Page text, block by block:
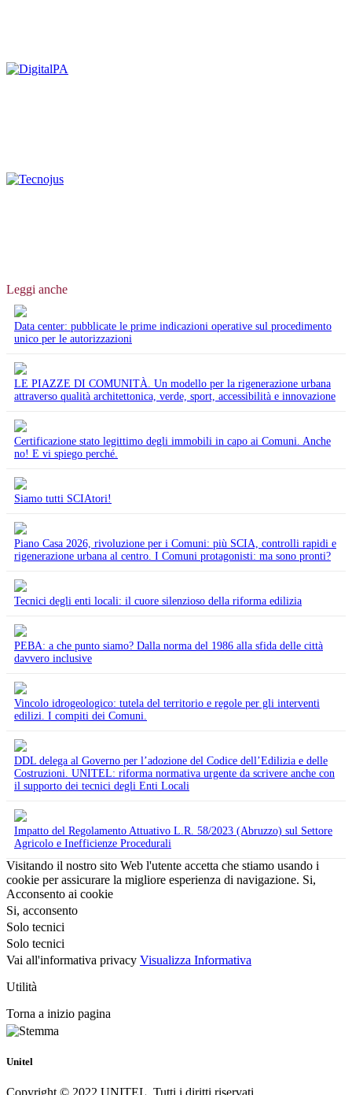
Leggi anche
Data center: pubblicate le prime indicazioni operative sul procedimento
unico per le autorizzazioni
LE PIAZZE DI COMUNITÀ. Un modello per la rigenerazione urbana
attraverso qualità architettonica, verde, sport, accessibilità e innovazione
Certificazione stato legittimo degli immobili in capo ai Comuni. Anche
no! E vi spiego perché.
Siamo tutti SCIAtori!
Piano Casa 2026, rivoluzione per i Comuni: più SCIA, controlli rapidi e
rigenerazione urbana al centro. I Comuni protagonisti: ma sono pronti?
Tecnici degli enti locali: il cuore silenzioso della riforma edilizia
PEBA: a che punto siamo? Dalla norma del 1986 alla sfida delle città
davvero inclusive
Vincolo idrogeologico: tutela del territorio e regole per gli interventi
edilizi. I compiti dei Comuni.
DDL delega al Governo per l’adozione del Codice dell’Edilizia e delle
Costruzioni. UNITEL: riforma normativa urgente da scrivere anche con
il supporto dei tecnici degli Enti Locali
Impatto del Regolamento Attuativo L.R. 58/2023 (Abruzzo) sul Settore
Agricolo e Inefficienze Procedurali
Visitando il nostro sito Web l'utente accetta che stiamo usando i
cookie per assicurare la migliore esperienza di navigazione. Si,
Acconsento ai cookie
Si, acconsento
Solo tecnici
Solo tecnici
Vai all'informativa privacy Visualizza Informativa
Utilità
Torna a inizio pagina
Unitel
Copyright © 2022 UNITEL. Tutti i diritti riservati.